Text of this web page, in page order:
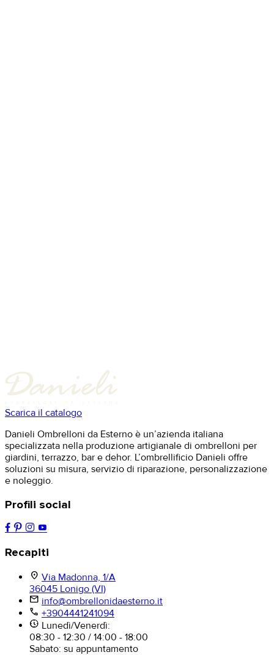
Scarica il catalogo
Danieli Ombrelloni da Esterno è un’azienda italiana
specializzata nella produzione artigianale di ombrelloni per
giardini, terrazzo, bar e dehor. L’ombrellificio Danieli offre
soluzioni su misura, servizio di riparazione, personalizzazione
e noleggio.
Profili social
Recapiti
location_on Via Madonna, 1/A
36045 Lonigo (VI)
mail info@ombrellonidaesterno.it
phone +3904441241094
nest_clock_farsight_analog Lunedì/Venerdì:
08:30 - 12:30 / 14:00 - 18:00
Sabato: su appuntamento